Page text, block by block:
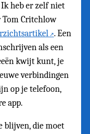
Ik heb er zelf niet
Tom Critchlow
. Een
als een
kwijt kunt, je
verbindingen
op je telefoon,
app.
blijven, die moet